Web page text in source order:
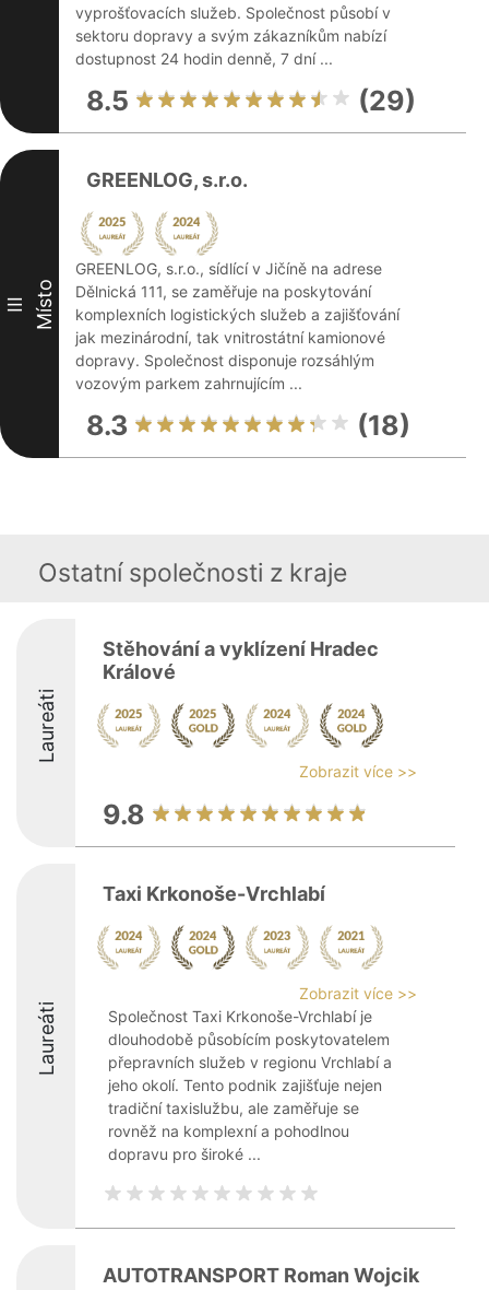
vyprošťovacích služeb. Společnost působí v
sektoru dopravy a svým zákazníkům nabízí
dostupnost 24 hodin denně, 7 dní ...
8.5 (29)
III Místo
GREENLOG, s.r.o.
GREENLOG, s.r.o., sídlící v Jičíně na adrese
Dělnická 111, se zaměřuje na poskytování
komplexních logistických služeb a zajišťování
jak mezinárodní, tak vnitrostátní kamionové
dopravy. Společnost disponuje rozsáhlým
vozovým parkem zahrnujícím ...
8.3 (18)
Ostatní společnosti z kraje
Laureáti
Stěhování a vyklízení Hradec
Králové
Zobrazit více >>
9.8
Laureáti
Taxi Krkonoše-Vrchlabí
Zobrazit více >>
Společnost Taxi Krkonoše-Vrchlabí je
dlouhodobě působícím poskytovatelem
přepravních služeb v regionu Vrchlabí a
jeho okolí. Tento podnik zajišťuje nejen
tradiční taxislužbu, ale zaměřuje se
rovněž na komplexní a pohodlnou
dopravu pro široké ...
AUTOTRANSPORT Roman Wojcik